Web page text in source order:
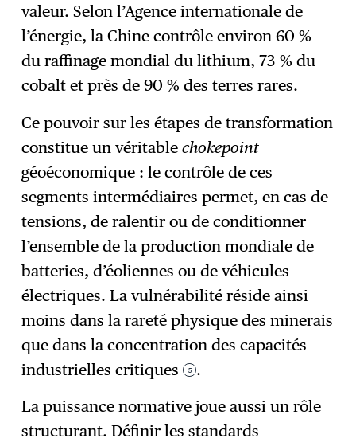
valeur. Selon l’Agence internationale de
l’énergie, la Chine contrôle environ 60 %
du raffinage mondial du lithium, 73 % du
cobalt et près de 90 % des terres rares.
Ce pouvoir sur les étapes de transformation
constitue un véritablechokepoint
géoéconomique : le contrôle de ces
segments intermédiaires permet, en cas de
tensions, de ralentir ou de conditionner
l’ensemble de la production mondiale de
batteries, d’éoliennes ou de véhicules
électriques. La vulnérabilité réside ainsi
moins dans la rareté physique des minerais
que dans la concentration des capacités
industrielles critiques 5 .
La puissance normative joue aussi un rôle
structurant. Définir les standards